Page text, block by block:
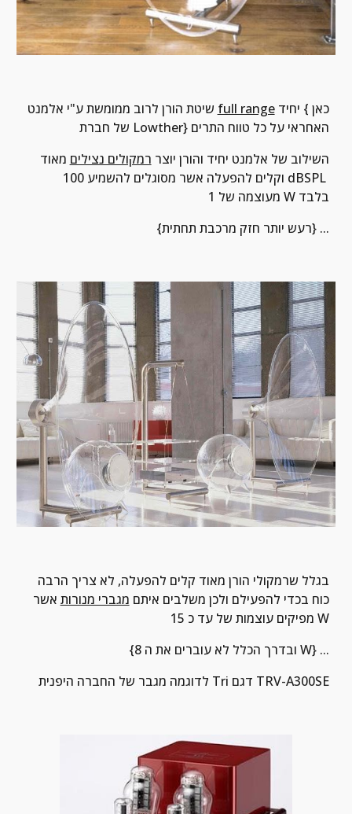
full range יחיד {כאן
של חברת Lowther} האחראי על כל טווח התרים
השילוב של אלמנט יחיד והורן יוצר רמקולים נצילים
וקלים להפעלה אשר מסוגלים להשמיע 100 dBSPL
מעוצמה של 1 W בלבד
{רעש יותר חזק מרכבת תחתית} ...
כוח בכדי להפעילם ולכן משלבים איתם מגברי מנורות
מפיקים עוצמות של עד כ 15 W
{ובדרך הכלל לא עוברים את ה 8 W} ...
לדוגמה מגבר של החברה היפנית Tri דגם TRV-A300SE